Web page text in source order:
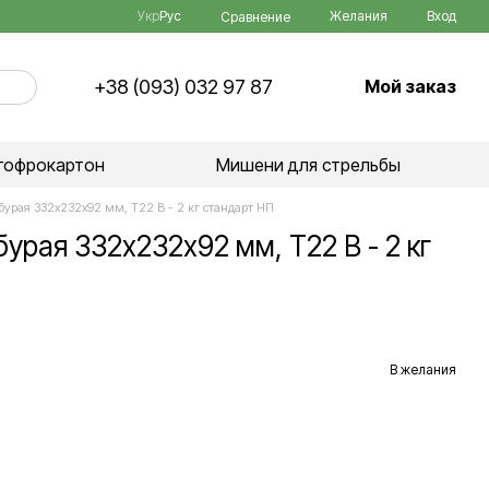
УкрРус Сравнение Желания Вход
+38 (093) 032 97 87 Мой заказ
Мишени для стрельбы
332х232х92 мм, Т22 B - 2 кг стандарт НП
332х232х92 мм, Т22 B - 2 кг
В желания